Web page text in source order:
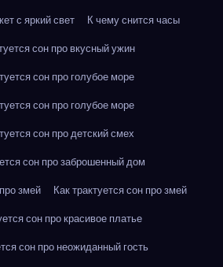
с яркий свет
К чему снится часы
сон про вкусный ужин
сон про голубое море
сон про голубое море
сон про детский смех
сон про заброшенный дом
змей
Как трактуется сон про змей
сон про красивое платье
сон про неожиданный гость